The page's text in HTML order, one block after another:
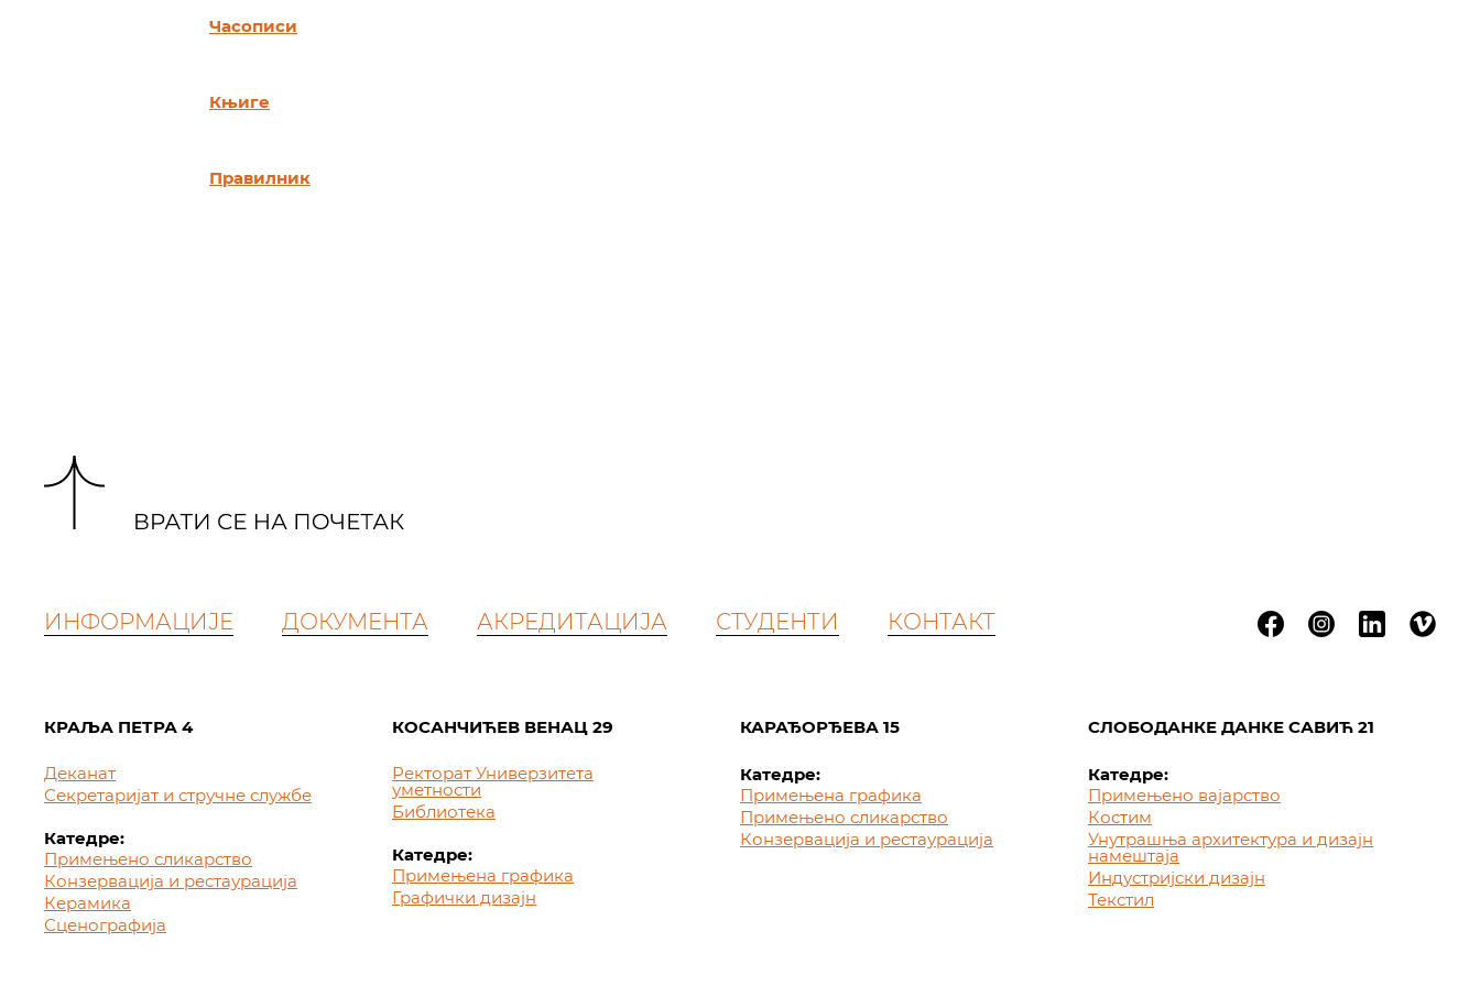
Часописи
Књиге
Правилник
ИНФОРМАЦИЈЕ ДОКУМЕНТА АКРЕДИТАЦИЈА СТУДЕНТИ КОНТАКТ
КРАЉА ПЕТРА 4
Деканат
Секретаријат и стручне службе
Катедре:
Примењено сликарство
Конзервација и рестаурација
Керамика
Сценографија
КОСАНЧИЋЕВ ВЕНАЦ 29
Ректорат Универзитета
уметности
Библиотека
Катедре:
Примењена графика
Графички дизајн
КАРАЂОРЂЕВА 15
Катедре:
Примењена графика
Примењено сликарство
Конзервација и рестаурација
СЛОБОДАНКЕ ДАНКЕ САВИЋ 21
Катедре:
Примењено вајарство
Костим
Унутрашња архитектура и дизајн
намештаја
Индустријски дизајн
Текстил